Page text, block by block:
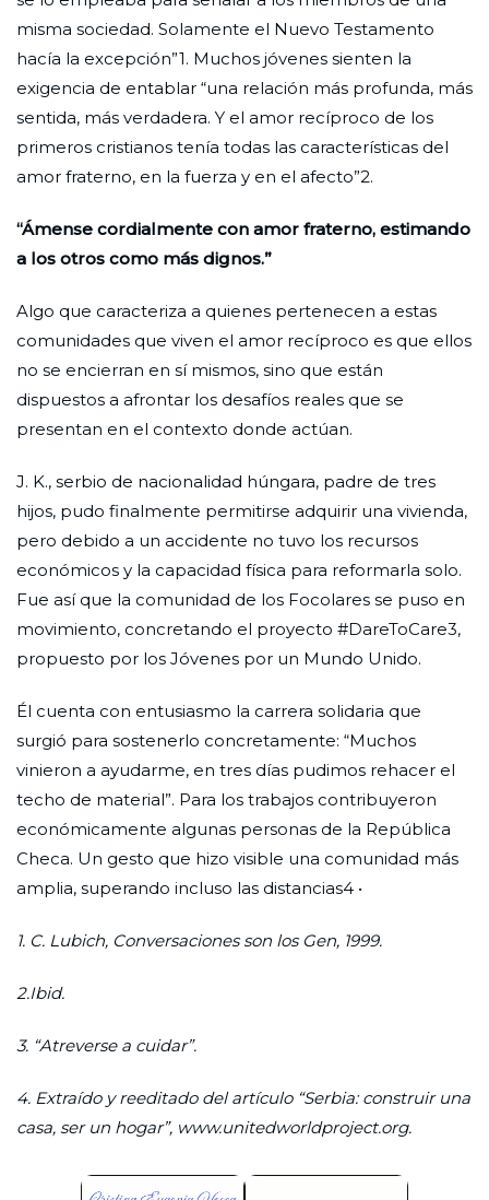
misma sociedad. Solamente el Nuevo Testamento
hacía la excepción”1. Muchos jóvenes sienten la
exigencia de entablar “una relación más profunda, más
sentida, más verdadera. Y el amor recíproco de los
primeros cristianos tenía todas las características del
amor fraterno, en la fuerza y en el afecto”2.
“Ámense cordialmente con amor fraterno, estimando
a los otros como más dignos.”
Algo que caracteriza a quienes pertenecen a estas
comunidades que viven el amor recíproco es que ellos
no se encierran en sí mismos, sino que están
dispuestos a afrontar los desafíos reales que se
presentan en el contexto donde actúan.
J. K., serbio de nacionalidad húngara, padre de tres
hijos, pudo finalmente permitirse adquirir una vivienda,
pero debido a un accidente no tuvo los recursos
económicos y la capacidad física para reformarla solo.
Fue así que la comunidad de los Focolares se puso en
movimiento, concretando el proyecto #DareToCare3,
propuesto por los Jóvenes por un Mundo Unido.
Él cuenta con entusiasmo la carrera solidaria que
surgió para sostenerlo concretamente: “Muchos
vinieron a ayudarme, en tres días pudimos rehacer el
techo de material”. Para los trabajos contribuyeron
económicamente algunas personas de la República
Checa. Un gesto que hizo visible una comunidad más
amplia, superando incluso las distancias4 •
1. C. Lubich, Conversaciones son los Gen, 1999.
2.Ibid.
3. “Atreverse a cuidar”.
4. Extraído y reeditado del artículo “Serbia: construir una
casa, ser un hogar”, www.unitedworldproject.org.